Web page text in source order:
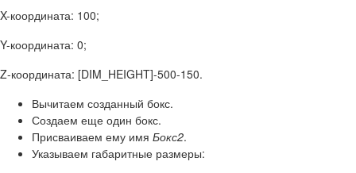
X-координата: 100;
Y-координата: 0;
Z-координата: [DIM_HEIGHT]-500-150.
Вычитаем созданный бокс.
Создаем еще один бокс.
Присваиваем ему имя Бокс2.
Указываем габаритные размеры: